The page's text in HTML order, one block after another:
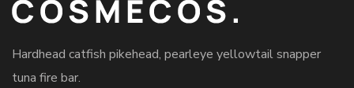
Hardhead catfish pikehead, pearleye yellowtail snapper
tuna fire bar.